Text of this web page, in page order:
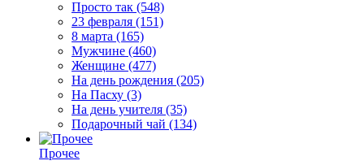
Просто так (548)
23 февраля (151)
8 марта (165)
Мужчине (460)
Женщине (477)
На день рождения (205)
На Пасху (3)
На день учителя (35)
Подарочный чай (134)
Прочее